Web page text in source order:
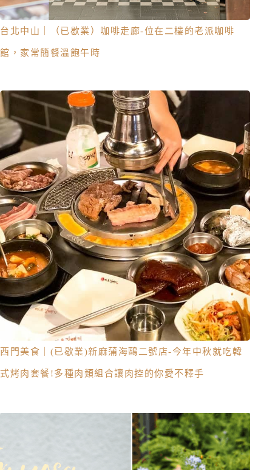
台北中山｜（已歇業）咖啡走廊-位在二樓的老派咖啡
館，家常簡餐溫飽午時
西門美食｜(已歇業)新麻蒲海鷗二號店-今年中秋就吃韓
式烤肉套餐!多種肉類組合讓肉控的你愛不釋手